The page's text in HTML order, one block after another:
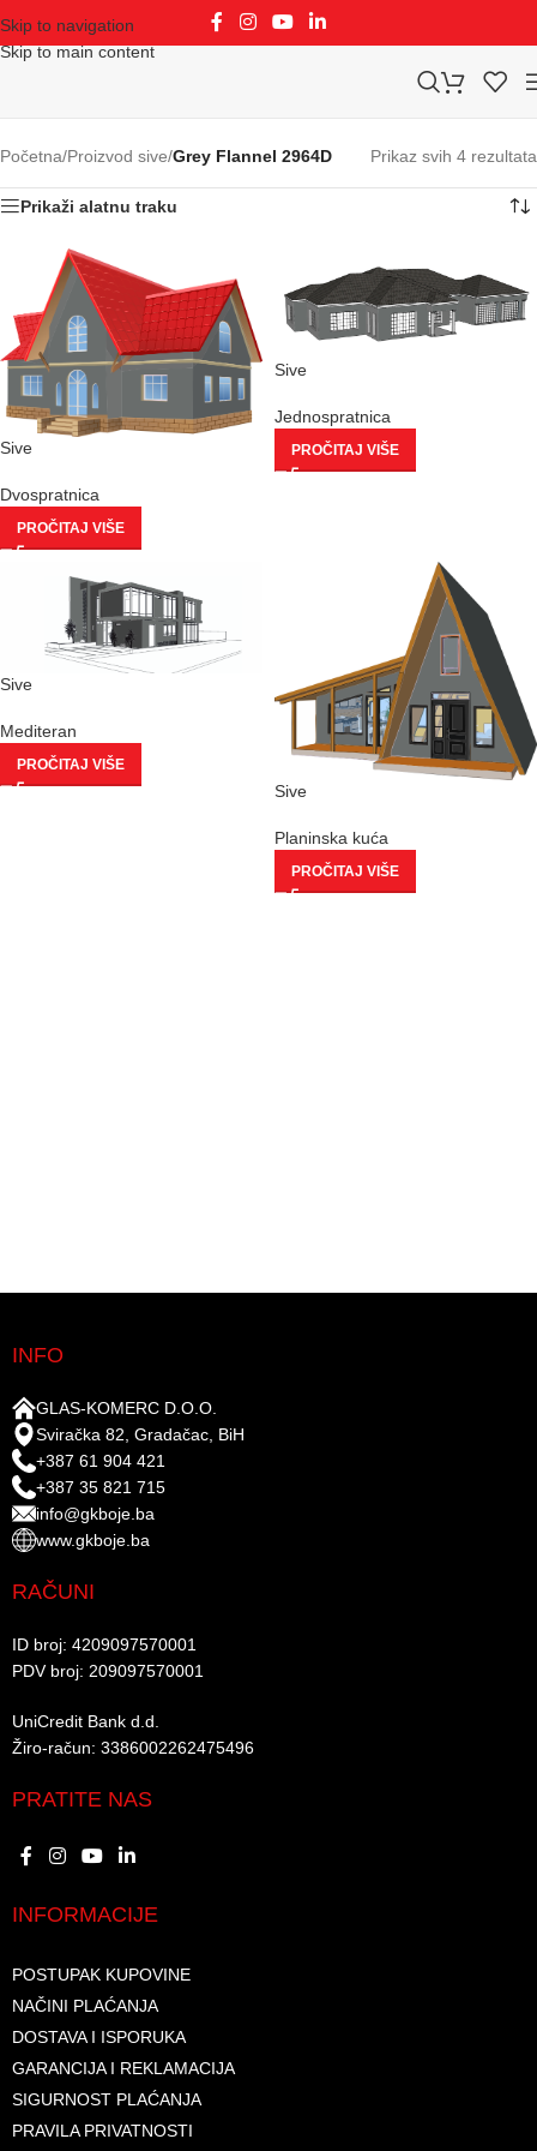
Skip to navigation
Skip to main content
Početna/Proizvod sive/Grey Flannel 2964D Prikaz svih 4 rezultata
Prikaži alatnu traku
Sive
Dvospratnica
PROČITAJ VIŠE
Sive
Jednospratnica
PROČITAJ VIŠE
Sive
Mediteran
PROČITAJ VIŠE
Sive
Planinska kuća
PROČITAJ VIŠE
INFO
GLAS-KOMERC D.O.O.
Sviračka 82, Gradačac, BiH
+387 61 904 421
+387 35 821 715
info@gkboje.ba
www.gkboje.ba
RAČUNI
ID broj: 4209097570001​
PDV broj: 209097570001 ​
UniCredit Bank d.d.​
Žiro-račun: 3386002262475496​​
PRATITE NAS
INFORMACIJE
POSTUPAK KUPOVINE
NAČINI PLAĆANJA
DOSTAVA I ISPORUKA
GARANCIJA I REKLAMACIJA
SIGURNOST PLAĆANJA
PRAVILA PRIVATNOSTI